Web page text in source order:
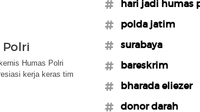
Humas Polri
kerja keras tim
#hari jadi humas
#polda jatim
#surabaya
#bareskrim
#bharada eliezer
#donor darah